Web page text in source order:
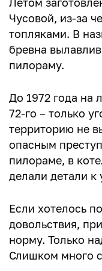
Чусовой, из-за
топляками. В
бревна
пилораму.
До 1972 года на
72-го – только
территорию не
опасным
пилораме, в
делали детали к
Если хотелось
довольствия,
норму. Только
Слишком много